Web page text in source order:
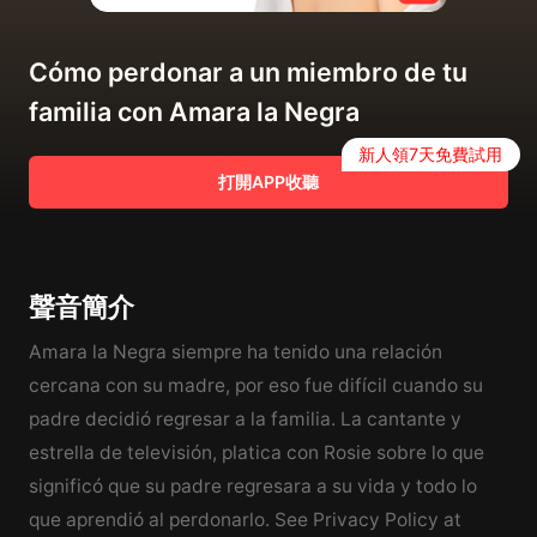
Cómo perdonar a un miembro de tu
familia con Amara la Negra
打開APP收聽
新人領7天免費試用
聲音簡介
Amara la Negra siempre ha tenido una relación
cercana con su madre, por eso fue difícil cuando su
padre decidió regresar a la familia. La cantante y
estrella de televisión, platica con Rosie sobre lo que
significó que su padre regresara a su vida y todo lo
que aprendió al perdonarlo. See Privacy Policy at